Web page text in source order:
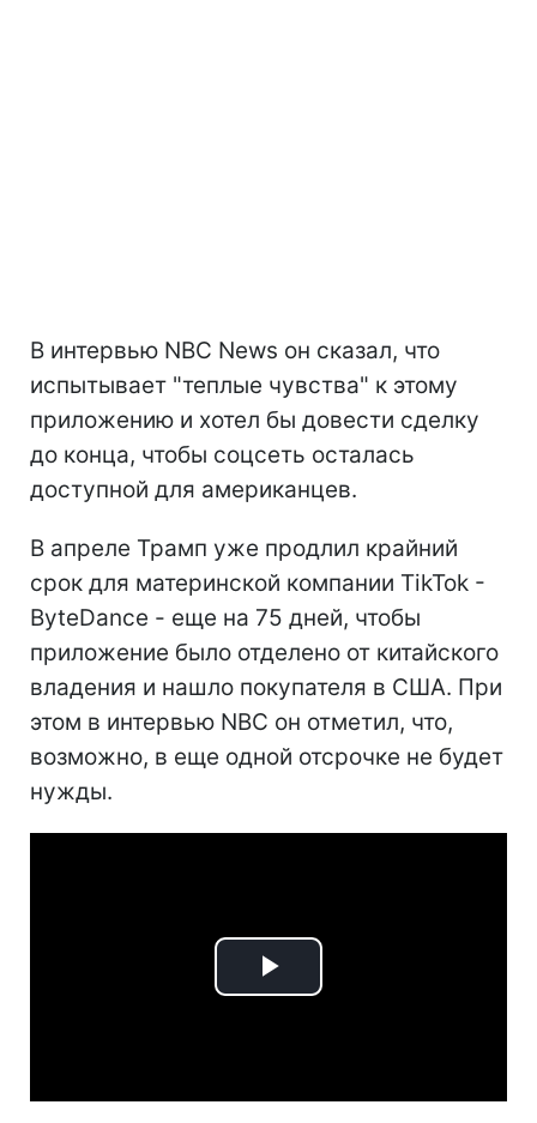
В интервью NBC News он сказал, что
испытывает "теплые чувства" к этому
приложению и хотел бы довести сделку
до конца, чтобы соцсеть осталась
доступной для американцев.
В апреле Трамп уже продлил крайний
срок для материнской компании TikTok -
ByteDance - еще на 75 дней, чтобы
приложение было отделено от китайского
владения и нашло покупателя в США. При
этом в интервью NBC он отметил, что,
возможно, в еще одной отсрочке не будет
нужды.
Play